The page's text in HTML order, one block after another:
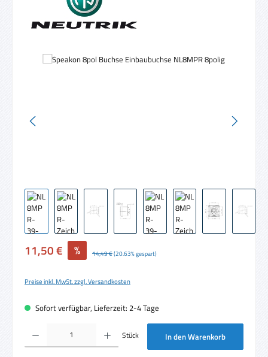
Bildergalerie überspringen
Verkaufspreis:
11,50 € % Regulärer Preis:
14,49 €(20.63% gespart)
Preise inkl. MwSt. zzgl. Versandkosten
Sofort verfügbar, Lieferzeit: 2-4 Tage
Produkt Anzahl: Gib den gewünschten Wert ein oder benutze die Schaltflächen um
Stück In den Warenkorb